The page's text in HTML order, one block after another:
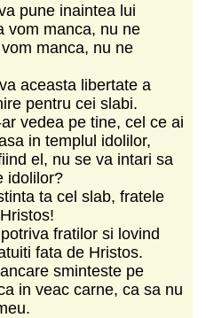
pune inaintea lui
vom manca, nu ne
manca, nu ne
aceasta libertate a
pentru cei slabi.
vedea pe tine, cel ce ai
in templul idolilor,
el, nu se va intari sa
idolilor?
ta cel slab, fratele
fratilor si lovind
fata de Hristos.
sminteste pe
in veac carne, ca sa nu